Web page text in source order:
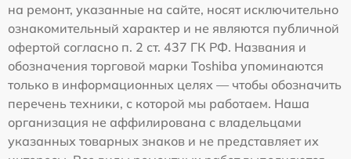
на ремонт, указанные на сайте, носят исключительно
ознакомительный характер и не являются публичной
офертой согласно п. 2 ст. 437 ГК РФ. Названия и
обозначения торговой марки Toshiba упоминаются
только в информационных целях — чтобы обозначить
перечень техники, с которой мы работаем. Наша
организация не аффилирована с владельцами
указанных товарных знаков и не представляет их